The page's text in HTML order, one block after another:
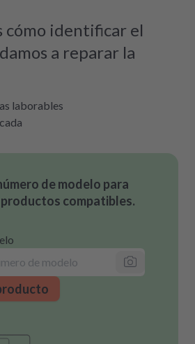
cómo identificar el
a reparar la
laborables
de modelo para
compatibles.